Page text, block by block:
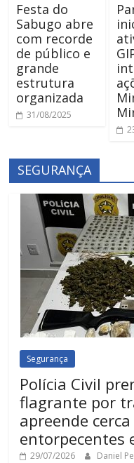
Festa do
Sabugo abre
com recorde
de público e
grande
estrutura
organizada
31/08/2025
SEGURANÇA
Segurança
Polícia Civil
flagrante por
apreende
entorpecentes
29/07/2026 Daniel